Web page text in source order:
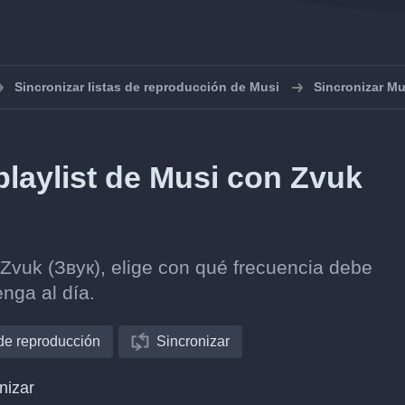
Sincronizar listas de reproducción de Musi Sincronizar
de Musi con Zvuk
(Звук), elige con qué frecuencia debe
al día.
reproducción Sincronizar